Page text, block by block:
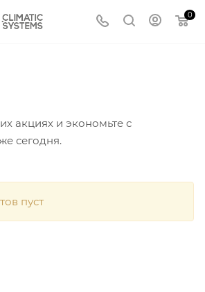
0
акциях и экономьте с
сегодня.
пуст